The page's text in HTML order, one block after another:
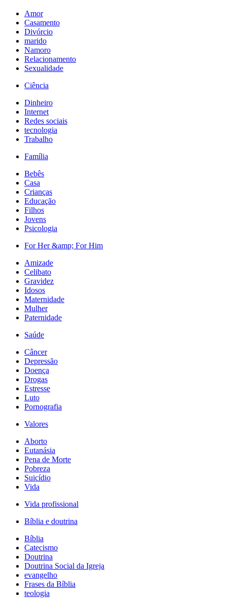
Amor
Casamento
Divórcio
marido
Namoro
Relacionamento
Sexualidade
Ciência
Dinheiro
Internet
Redes sociais
tecnologia
Trabalho
Família
Bebês
Casa
Crianças
Educação
Filhos
Jovens
Psicologia
For Her &amp; For Him
Amizade
Celibato
Gravidez
Idosos
Maternidade
Mulher
Paternidade
Saúde
Câncer
Depressão
Doença
Drogas
Estresse
Luto
Pornografia
Valores
Aborto
Eutanásia
Pena de Morte
Pobreza
Suicídio
Vida
Vida profissional
Bíblia e doutrina
Bíblia
Catecismo
Doutrina
Doutrina Social da Igreja
evangelho
Frases da Bíblia
teologia